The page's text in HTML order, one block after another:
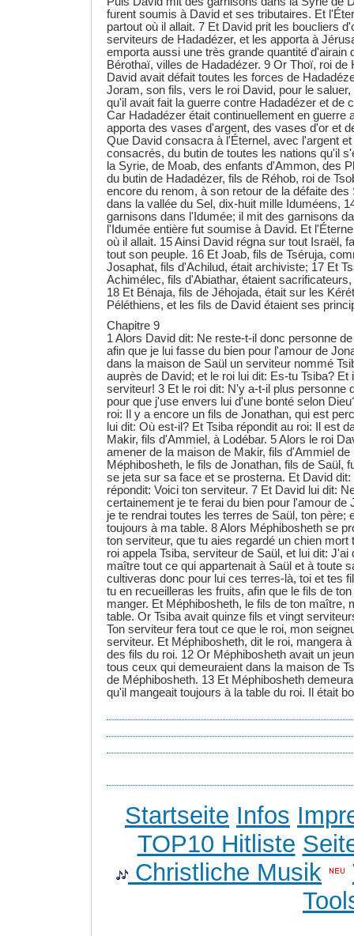
furent soumis à David et ses tributaires. Et
partout où il allait. 7 Et David prit les boucliers
serviteurs de Hadadézer, et les apporta à
emporta aussi une très grande quantité d'airain
Bérothaï, villes de Hadadézer. 9 Or Thoï, roi de
David avait défait toutes les forces de
Joram, son fils, vers le roi David, pour le
qu'il avait fait la guerre contre Hadadézer et de
Car Hadadézer était continuellement en guerre
apporta des vases d'argent, des vases d'or et
Que David consacra à l'Éternel, avec l'argent
consacrés, du butin de toutes les nations qu'il
la Syrie, de Moab, des enfants d'Ammon, des
du butin de Hadadézer, fils de Réhob, roi de
encore du renom, à son retour de la défaite des
dans la vallée du Sel, dix-huit mille Iduméens,
garnisons dans l'Idumée; il mit des garnisons
l'Idumée entière fut soumise à David. Et
où il allait. 15 Ainsi David régna sur tout Israël,
tout son peuple. 16 Et Joab, fils de Tséruja,
Josaphat, fils d'Achilud, était archiviste; 17 Et
Achimélec, fils d'Abiathar, étaient
18 Et Bénaja, fils de Jéhojada, était sur les
Péléthiens, et les fils de David étaient ses
Chapitre 9
1 Alors David dit: Ne reste-t-il donc personne
afin que je lui fasse du bien pour l'amour de
dans la maison de Saül un serviteur nommé
auprès de David; et le roi lui dit: Es-tu Tsiba? Et
serviteur! 3 Et le roi dit: N'y a-t-il plus personne
pour que j'use envers lui d'une bonté selon
roi: Il y a encore un fils de Jonathan, qui est
lui dit: Où est-il? Et Tsiba répondit au roi: Il est
Makir, fils d'Ammiel, à Lodébar. 5 Alors le roi
amener de la maison de Makir, fils d'Ammiel de
Méphibosheth, le fils de Jonathan, fils de Saül,
se jeta sur sa face et se prosterna. Et David
répondit: Voici ton serviteur. 7 Et David lui dit:
certainement je te ferai du bien pour l'amour de
je te rendrai toutes les terres de Saül, ton père;
toujours à ma table. 8 Alors Méphibosheth se
ton serviteur, que tu aies regardé un chien mort
roi appela Tsiba, serviteur de Saül, et lui dit: J'ai
maître tout ce qui appartenait à Saül et à toute
cultiveras donc pour lui ces terres-là, toi et tes
tu en recueilleras les fruits, afin que le fils de
manger. Et Méphibosheth, le fils de ton maître,
table. Or Tsiba avait quinze fils et vingt
Ton serviteur fera tout ce que le roi, mon
serviteur. Et Méphibosheth, dit le roi, mangera
des fils du roi. 12 Or Méphibosheth avait un
tous ceux qui demeuraient dans la maison de
de Méphibosheth. 13 Et Méphibosheth
qu'il mangeait toujours à la table du roi. Il était
Startseite Infos
TOP10 Hitliste
Christliche Musik